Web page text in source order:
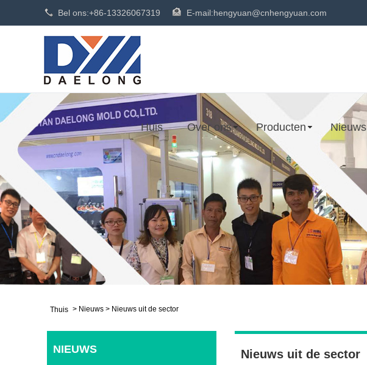
Bel ons:+86-13326067319 E-mail:hengyuan@cnhengyuan.com
Huis Over ons Producten Nieuws
Thuis > Nieuws > Nieuws uit de sector
NIEUWS Nieuws uit de sector